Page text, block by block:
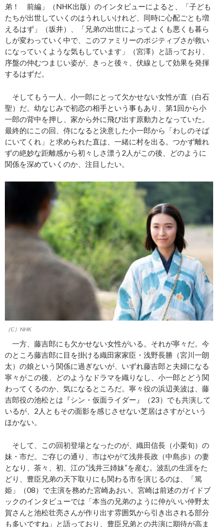
弟！ 前編」（NHK出版）のインタビューによると、「子ども
たちが出世していくのはうれしいけれど、同時に心配ごとも増
えるはず」（坂井）、「兄弟の出世によってよくも悪くも暮ら
しが変わっていく中で、このファミリーのポジティブさが救い
になっていくような気もしています」（宮澤）と語っており、
序盤の仲むつまじい姿が、きっと後々、伏線として効果を発揮
するはずだ。
そしてもう一人、小一郎にとって欠かせない女性が直（白石
聖）だ。幼なじみで初恋の相手という事もあり、第1回から小
一郎の背中を押し、家から外に飛び出す原動力となっていた。
最終的にこの回、侍になると決意した小一郎から「わしのそば
にいてくれ」と求められた直は、一緒に村を出る。つかず離れ
ずの絶妙な距離感から初々しさ漂う2人がこの後、どのように
関係を深めていくのか、注目したい。
（C）NHK
一方、藤吉郎にも欠かせない女性がいる。それが寧々だ。今
のところ藤吉郎に目を掛ける織田家家臣・浅野長勝（宮川一朗
太）の娘という関係に過ぎないが、いずれ藤吉郎と夫婦になる
寧々がこの後、どのようなドラマを織りなし、小一郎とどう関
わってくるのか、気になるところだ。寧々役の浜辺美波は、藤
吉郎役の池松とは『シン・仮面ライダー』（23）でも共演して
いるが、2人ともその面影を感じさせない芝居はさすがという
ほかない。
そして、この回初登場となったのが、織田信長（小栗旬）の
妹・市だ。ご存じの通り、市はやがて浅井長政（中島歩）の妻
となり、茶々、初、江の”浅井三姉妹“を産む。波乱の生涯をた
どり、豊臣兄弟の天下取りにも関わる市を演じるのは、「篤
姫」（08）で主演を務めた宮崎あおい。宮崎は前述のガイドブ
ックのインタビューでは「本当の兄弟のように仲がいい仲野太
賀さんと池松壮亮さんが作り出す雰囲気から引き出される部分
も多いですね」と語っており、豊臣兄弟との共演に期待が高ま